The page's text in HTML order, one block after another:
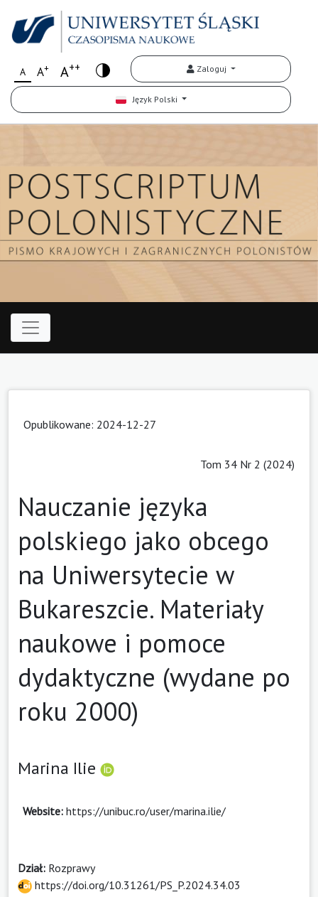
A A+ A++ Zaloguj
Język Polski
Opublikowane: 2024-12-27
Tom 34 Nr 2 (2024)
Nauczanie języka
polskiego jako obcego
na Uniwersytecie w
Bukareszcie. Materiały
naukowe i pomoce
dydaktyczne (wydane po
roku 2000)
Marina Ilie
Website: https://unibuc.ro/user/marina.ilie/
Dział: Rozprawy
https://doi.org/10.31261/PS_P.2024.34.03